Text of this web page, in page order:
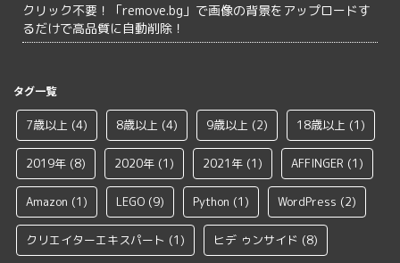
クリック不要！「remove.bg」で画像の背景をアップロードす
るだけで高品質に自動削除！
タグ一覧
7歳以上 (4) 8歳以上 (4) 9歳以上 (2) 18歳以上 (1)
2019年 (8) 2020年 (1) 2021年 (1) AFFINGER (1)
Amazon (1) LEGO (9) Python (1) WordPress (2)
クリエイターエキスパート (1) ヒデ ゥンサイド (8)